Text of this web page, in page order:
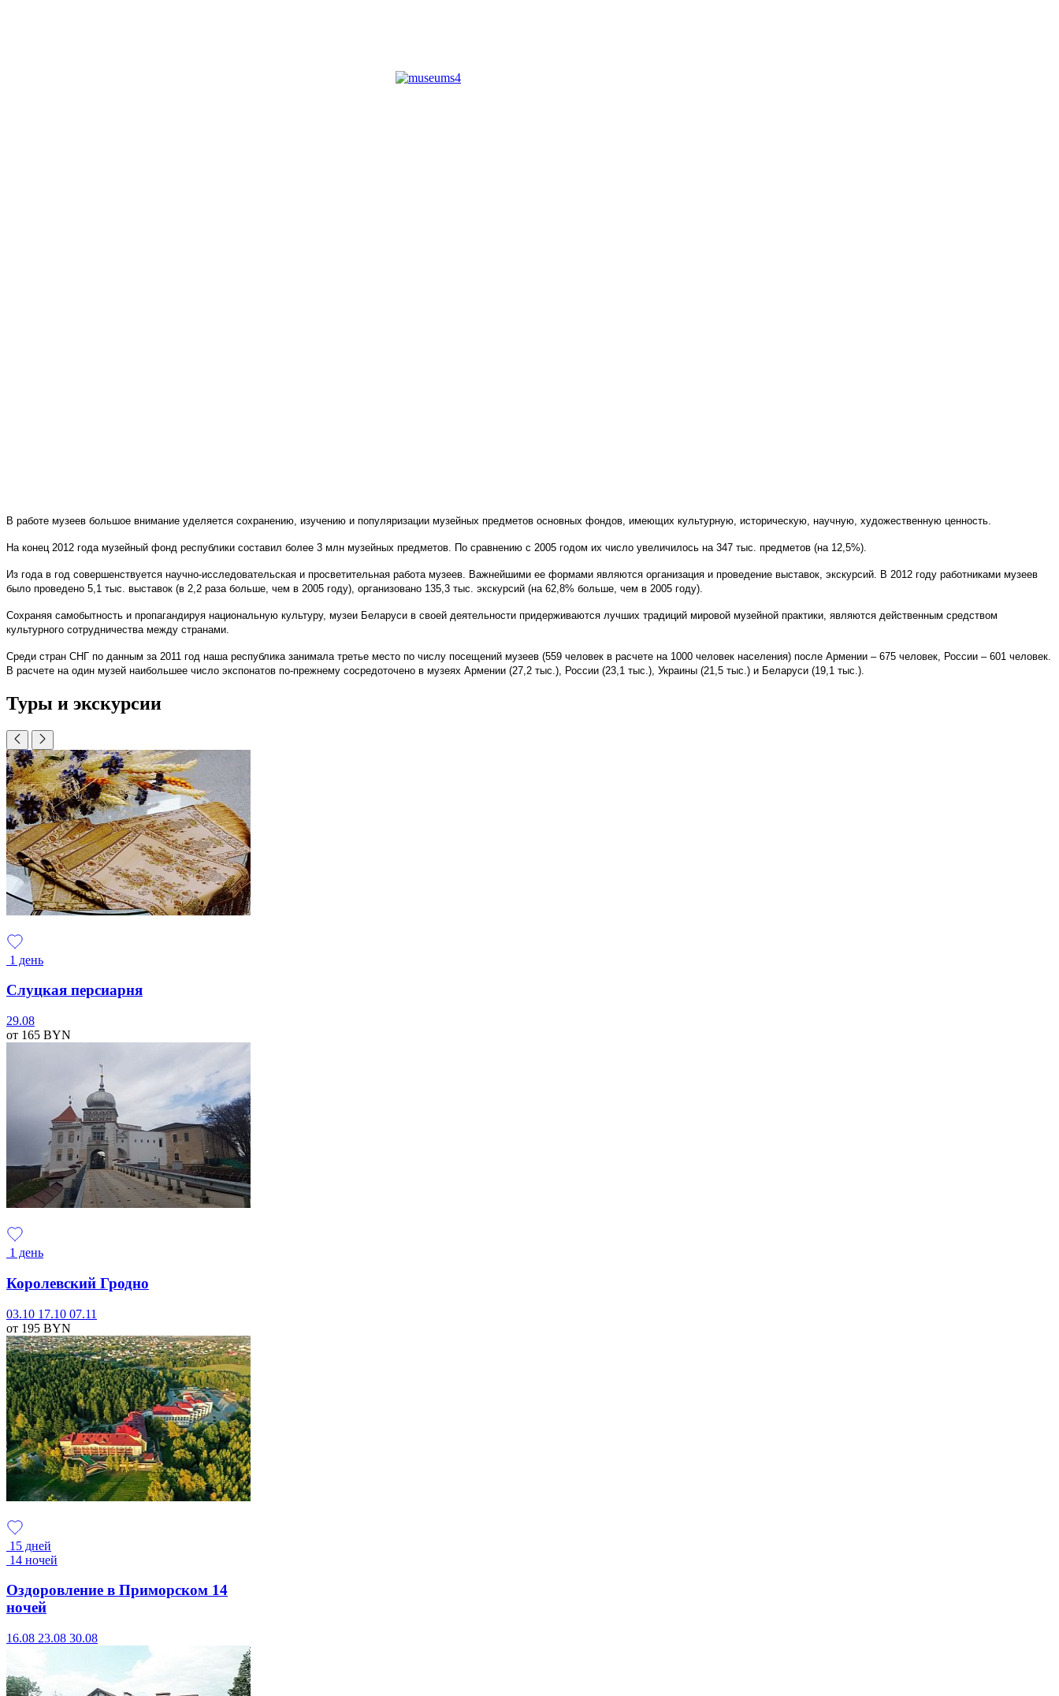
В работе музеев большое внимание уделяется сохранению, изучению и популяризации музейных предметов основных фондов, имеющих культурную, историческую, научную, художественную ценность.
На конец 2012 года музейный фонд республики составил более 3 млн музейных предметов. По сравнению с 2005 годом их число увеличилось на 347 тыс. предметов (на 12,5%).
Из года в год совершенствуется научно-исследовательская и просветительная работа музеев. Важнейшими ее формами являются организация и проведение выставок, экскурсий. В 2012 году работниками музеев
было проведено 5,1 тыс. выставок (в 2,2 раза больше, чем в 2005 году), организовано 135,3 тыс. экскурсий (на 62,8% больше, чем в 2005 году).
Сохраняя самобытность и пропагандируя национальную культуру, музеи Беларуси в своей деятельности придерживаются лучших традиций мировой музейной практики, являются действенным средством
культурного сотрудничества между странами.
Среди стран СНГ по данным за 2011 год наша республика занимала третье место по числу посещений музеев (559 человек в расчете на 1000 человек населения) после Армении – 675 человек, России – 601 человек.
В расчете на один музей наибольшее число экспонатов по-прежнему сосредоточено в музеях Армении (27,2 тыс.), России (23,1 тыс.), Украины (21,5 тыс.) и Беларуси (19,1 тыс.).
Туры и экскурсии
1 день
Слуцкая персиарня
29.08
от 165 BYN
1 день
Королевский Гродно
03.10 17.10 07.11
от 195 BYN
15 дней
14 ночей
Оздоровление в Приморском 14
ночей
16.08 23.08 30.08